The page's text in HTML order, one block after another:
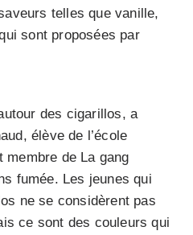
telles que vanille,
sont proposées par
des cigarillos, a
élève de l’école
membre de La gang
fumée. Les jeunes qui
ne se considèrent pas
ce sont des couleurs qui